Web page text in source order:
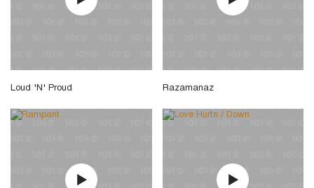
Loud 'N' Proud Razamanaz